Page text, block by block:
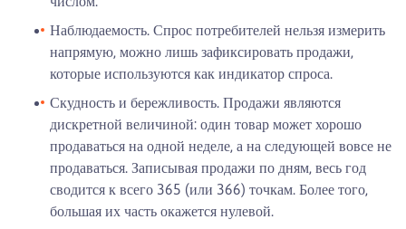
Наблюдаемость. Спрос потребителей нельзя измерить
напрямую, можно лишь зафиксировать продажи,
которые используются как индикатор спроса.
Скудность и бережливость. Продажи являются
дискретной величиной: один товар может хорошо
продаваться на одной неделе, а на следующей вовсе не
продаваться. Записывая продажи по дням, весь год
сводится к всего 365 (или 366) точкам. Более того,
большая их часть окажется нулевой.